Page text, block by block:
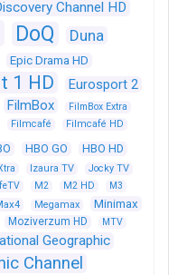
Channel HD
DoQ
Duna
Epic Drama HD
1 HD
Eurosport 2
FilmBox FilmBox Extra
Filmcafé Filmcafé HD
HBO GO HBO HD
Izaura TV
Jocky TV
M2 M2 HD M3
Megamax Minimax
Moziverzum HD
MTV
Geographic
Channel